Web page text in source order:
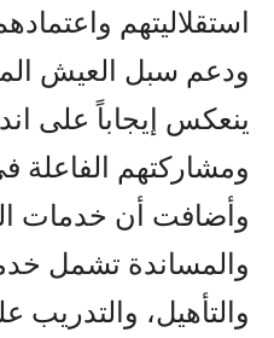
استقلاليتهم
ودعم سبل العيش
ينعكس إيجاباً على
ومشاركتهم الفاعلة
وأضافت أن خدمات
والمساندة تشمل
والتأهيل، والتدريب